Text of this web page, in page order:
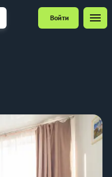
Войти menu